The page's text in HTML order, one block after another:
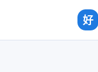
好